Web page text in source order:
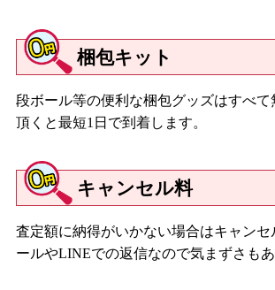
梱包キット
段ボール等の便利な梱包グッズはすべて
頂くと最短1日で到着します。
キャンセル料
査定額に納得がいかない場合はキャンセ
ールやLINEでの返信なので気まずさもあ